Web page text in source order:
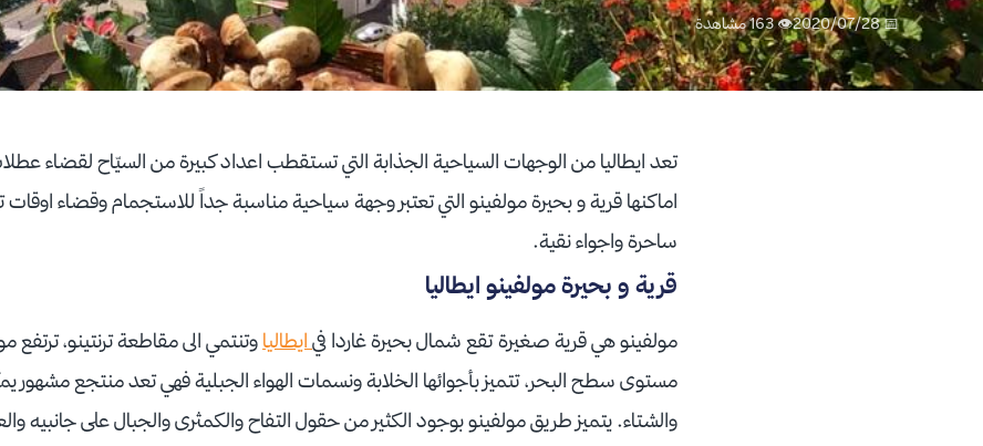
📅 2020/07/28 👁 163 مشاهدة
تعد ايطاليا من الوجهات السياحية الجذابة التي تستقطب اعداد كبيرة من السيّاح لقضاء
اماكنها قرية و بحيرة مولفينو التي تعتبر وجهة سياحية مناسبة جداً للاستجمام وقضاء
ساحرة واجواء نقية.
قرية و بحيرة مولفينو ايطاليا
مولفينو هي قرية صغيرة تقع شمال بحيرة غاردا في ايطاليا
مستوى سطح البحر، تتميز بأجوائها الخلابة ونسمات الهواء الجبلية فهي تعد منتجع مشهور
والشتاء. يتميز طريق مولفينو بوجود الكثير من حقول التفاح والكمثرى والجبال على جانبيه